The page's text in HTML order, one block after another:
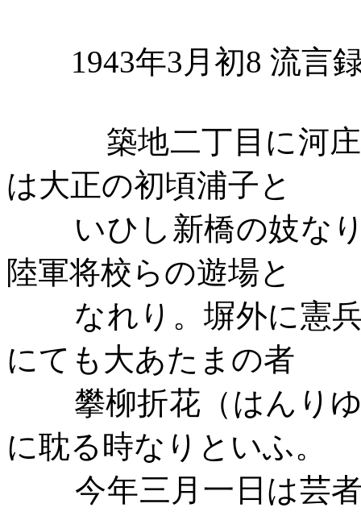
1943年3 月初8 流言
築地二丁目に河
は大正の初頃浦子と
いひし新橋の妓な
陸軍将校らの遊場と
なれり。塀外に憲
にても大あたまの者
攀柳折花（はんり
に耽る時なりといふ。
今年三月一日は芸